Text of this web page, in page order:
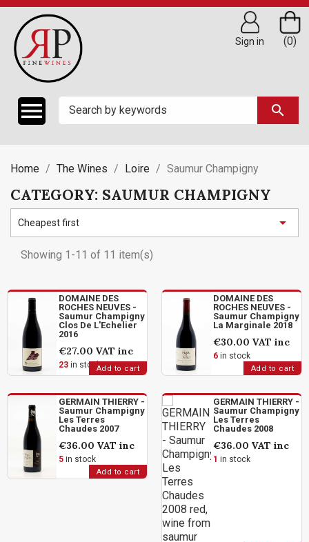

(0)
Sign in
search
Home The Wines Loire Saumur Champigny
CATEGORY: SAUMUR CHAMPIGNY
Cheapest first 
Showing 1-11 of 11 item(s)
DOMAINE DES
ROCHES NEUVES -
Saumur Champigny
Clos De L'Echelier
2016
€27.00 VAT inc
23in stockAdd to cart
DOMAINE DES
ROCHES NEUVES -
Saumur Champigny
La Marginale 2018
€30.00 VAT inc
6in stock
Add to cart
GERMAIN THIERRY -
Saumur Champigny
Les Terres
Chaudes 2007
€36.00 VAT inc
5in stock
Add to cart
GERMAIN THIERRY -
Saumur Champigny
Les Terres
Chaudes 2008
€36.00 VAT inc
1 in stock